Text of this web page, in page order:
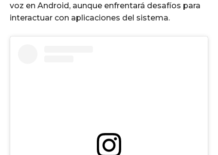
voz en Android, aunque enfrentará desafíos para
interactuar con aplicaciones del sistema.